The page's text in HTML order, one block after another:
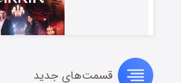
سریال زشتقسمت‌های جدید